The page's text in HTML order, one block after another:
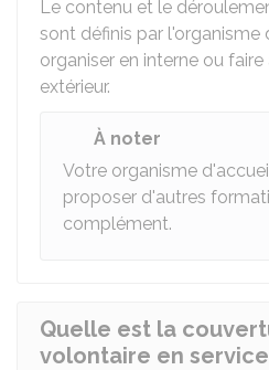
Le contenu et le
sont définis par l'organisme
organiser en interne ou
extérieur.
À noter
Votre organisme
proposer d'autres
complément.
Quelle est la
volontaire en